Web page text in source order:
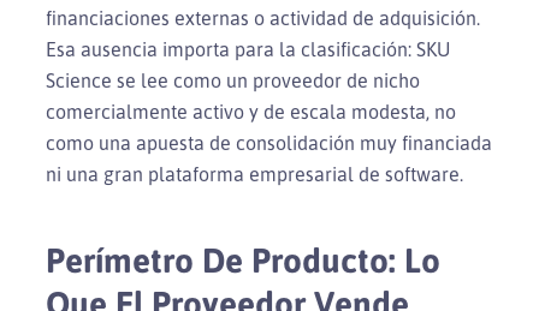
financiaciones externas o actividad de adquisición.
Esa ausencia importa para la clasificación: SKU
Science se lee como un proveedor de nicho
comercialmente activo y de escala modesta, no
como una apuesta de consolidación muy financiada
ni una gran plataforma empresarial de software.
Perímetro De Producto: Lo